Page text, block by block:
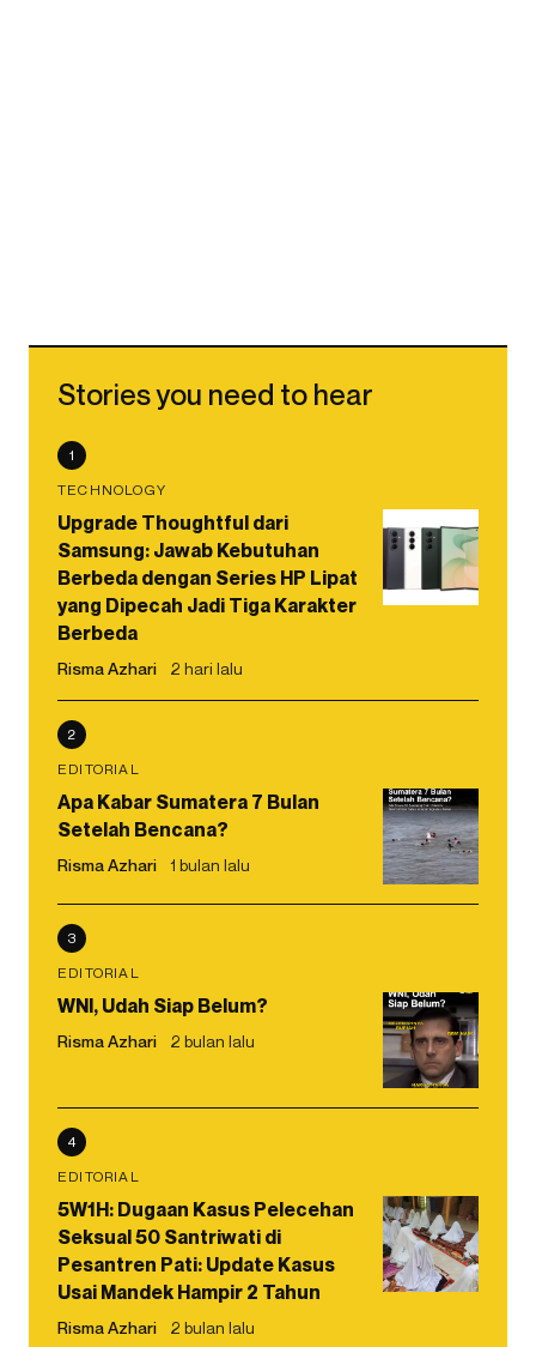
Stories you need to hear
1
TECHNOLOGY
Upgrade Thoughtful dari
Samsung: Jawab Kebutuhan
Berbeda dengan Series HP Lipat
yang Dipecah Jadi Tiga Karakter
Berbeda
Risma Azhari 2 hari lalu
2
EDITORIAL
Apa Kabar Sumatera 7 Bulan
Setelah Bencana?
Risma Azhari 1 bulan lalu
3
EDITORIAL
WNI, Udah Siap Belum?
Risma Azhari 2 bulan lalu
4
EDITORIAL
5W1H: Dugaan Kasus Pelecehan
Seksual 50 Santriwati di
Pesantren Pati: Update Kasus
Usai Mandek Hampir 2 Tahun
Risma Azhari 2 bulan lalu